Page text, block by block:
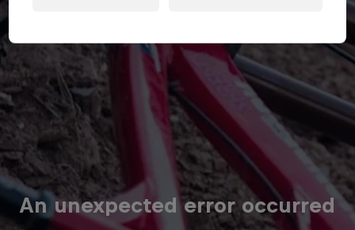
An unexpected error occurred